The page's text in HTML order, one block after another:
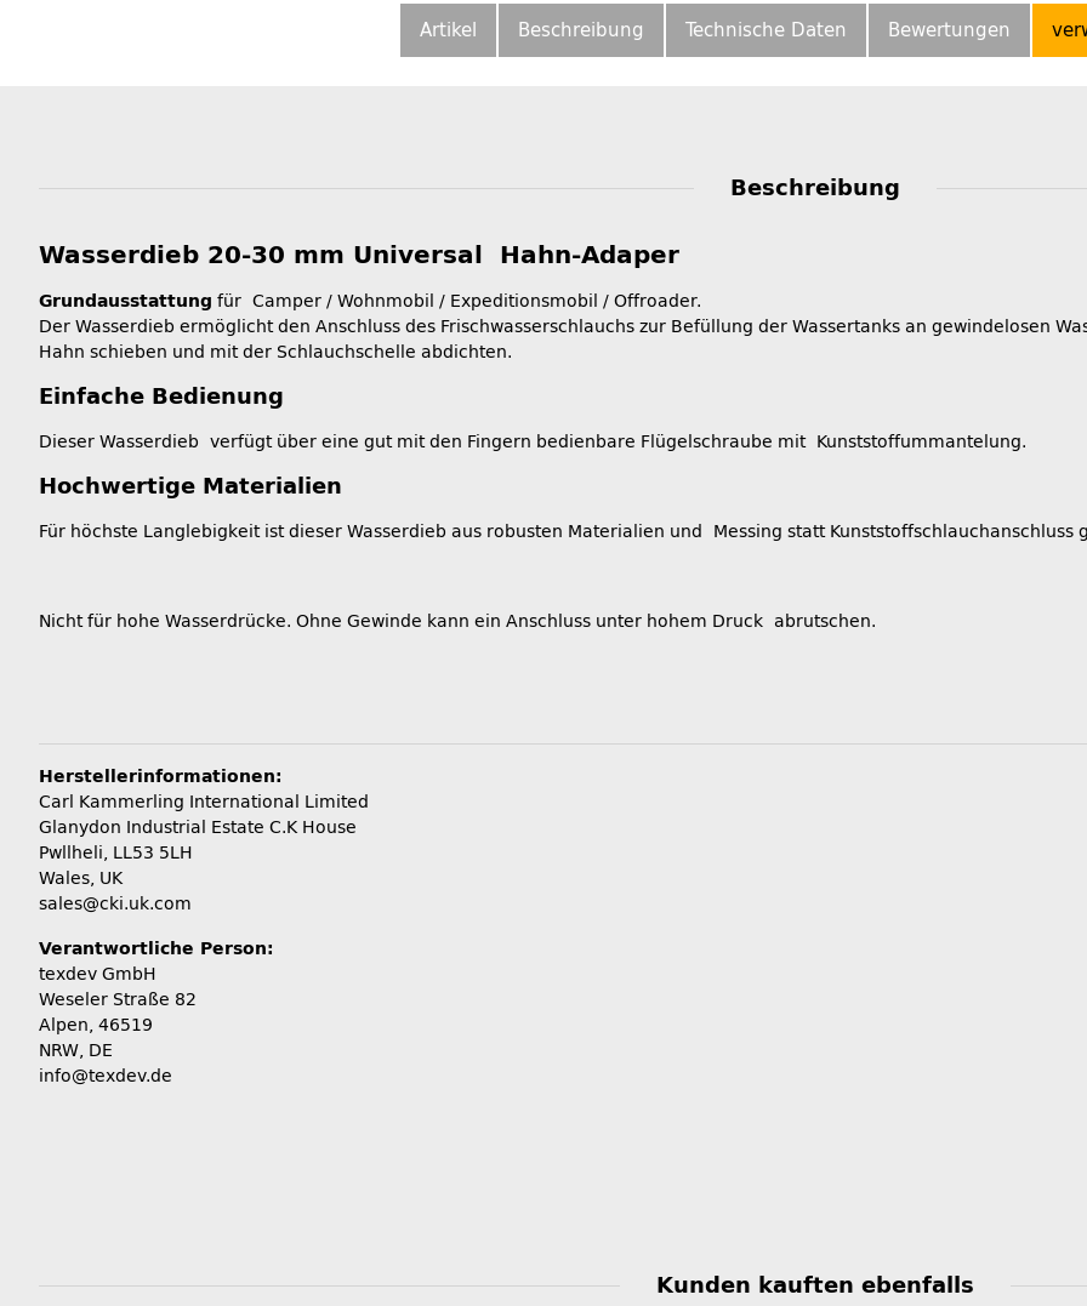
Artikel Beschreibung Technische Daten Bewertungen
Beschreibung
Wasserdieb 20-30 mm Universal Hahn-Adaper
Grundausstattung für Camper / Wohnmobil / Expeditionsmobil / Offroader.
Der Wasserdieb ermöglicht den Anschluss des Frischwasserschlauchs zur Befüllung der Wassertanks an gewindelosen
Hahn schieben und mit der Schlauchschelle abdichten.
Einfache Bedienung
Dieser Wasserdieb verfügt über eine gut mit den Fingern bedienbare Flügelschraube mit Kunststoffummantelung.
Hochwertige Materialien
Für höchste Langlebigkeit ist dieser Wasserdieb aus robusten Materialien und Messing statt Kunststoffschlauchanschluss
Nicht für hohe Wasserdrücke. Ohne Gewinde kann ein Anschluss unter hohem Druck abrutschen.
Herstellerinformationen:
Carl Kammerling International Limited
Glanydon Industrial Estate C.K House
Pwllheli, LL53 5LH
Wales, UK
sales@cki.uk.com
Verantwortliche Person:
texdev GmbH
Weseler Straße 82
Alpen, 46519
NRW, DE
info@texdev.de
Kunden kauften ebenfalls